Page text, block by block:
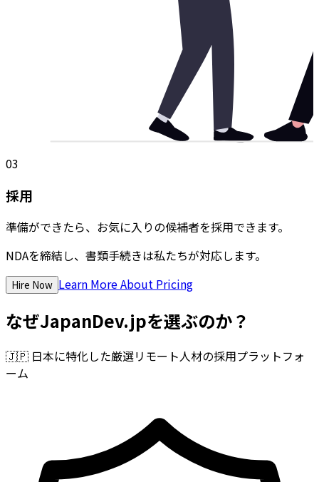
03
採用
準備ができたら、お気に入りの候補者を採用できます。
NDAを締結し、書類手続きは私たちが対応します。
Hire Now Learn More About Pricing
なぜJapanDev.jpを選ぶのか？
🇯🇵 日本に特化した厳選リモート人材の採用プラットフォ
ーム